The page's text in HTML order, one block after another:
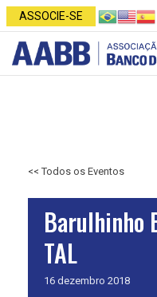
ASSOCIE-SE
<< Todos os Eventos
Barulhinho
TAL
16 dezembro 2018